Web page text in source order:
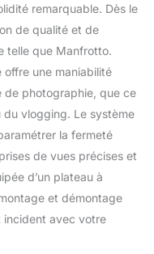
remarquable. Dès le
de qualité et de
telle que Manfrotto.
offre une maniabilité
photographie, que ce
du vlogging. Le système
la fermeté
de vues précises et
d’un plateau à
et démontage
incident avec votre